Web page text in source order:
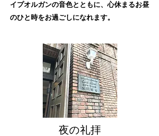
イプオルガンの音色とともに、心休まるお昼
のひと時をお過ごしになれます。
夜の礼拝